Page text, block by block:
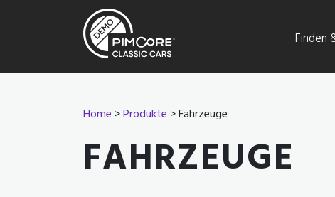
Finden
Home >Produkte > Fahrzeuge
FAHRZEUGE